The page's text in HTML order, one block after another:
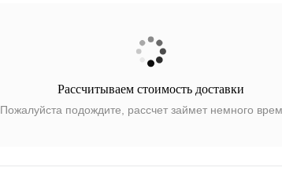
Рассчитываем стоимость доставки
Пожалуйста подождите, рассчет займет немного